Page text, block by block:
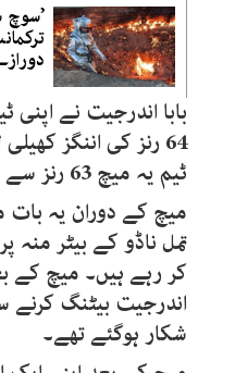
’سوچ
64 رنز کی اننگز
ٹیم یہ میچ 63 رنز سے جیت گئی۔
میچ کے دوران یہ
تمل ناڈو کے بیٹر منہ
کر رہے ہیں۔ میچ کے
اندرجیت بیٹنگ
شکار ہوگئے تھے۔